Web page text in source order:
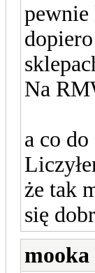
pewnie
Na
a co
że tak
się
mooka